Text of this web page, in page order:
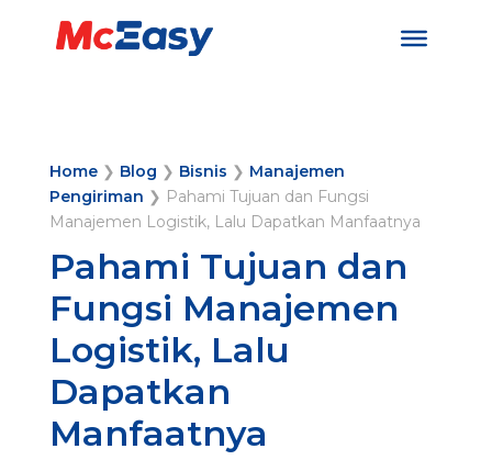
Home❯ Blog ❯ Bisnis ❯ Manajemen
Pengiriman ❯ Pahami Tujuan dan Fungsi
Manajemen Logistik, Lalu Dapatkan Manfaatnya
Pahami Tujuan dan
Fungsi Manajemen
Logistik, Lalu
Dapatkan
Manfaatnya